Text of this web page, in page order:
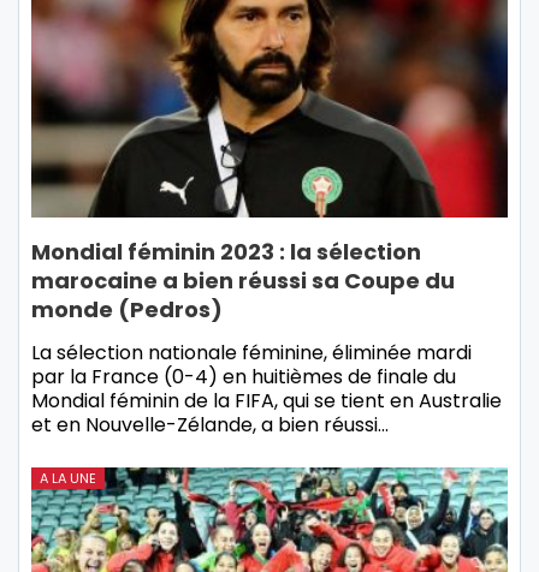
Mondial féminin 2023 : la sélection
marocaine a bien réussi sa Coupe du
monde (Pedros)
La sélection nationale féminine, éliminée mardi
par la France (0-4) en huitièmes de finale du
Mondial féminin de la FIFA, qui se tient en Australie
et en Nouvelle-Zélande, a bien réussi…
A LA UNE